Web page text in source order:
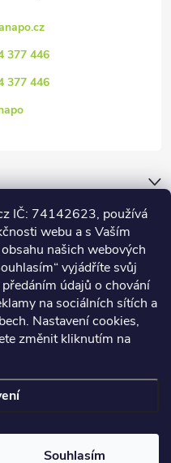
IČ: 74142623, používá
webu a s Vaším
našich webových
vyjádříte svůj
údajů o chování
na sociálních sítích a
Nastavení cookies,
změnit kliknutím na
Souhlasím
377 446
377 446
cookies